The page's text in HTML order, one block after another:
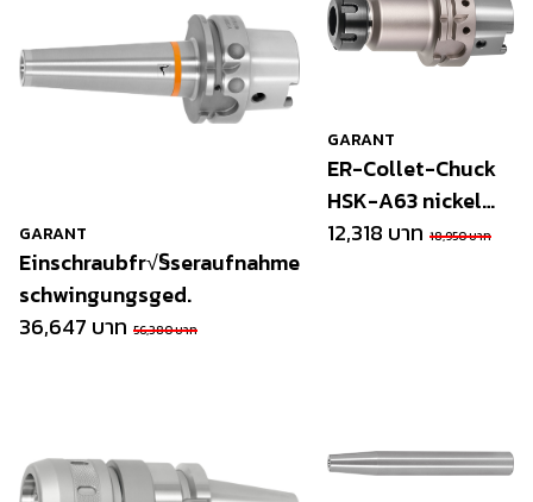
GARANT
Einschraubfr√§seraufnahme
schwingungsged.
36,647 บาท 56,380 บาท
GARANT
ER-Collet-Chuck
HSK-A63 nickel
plated
12,318 บาท 18,950 บาท